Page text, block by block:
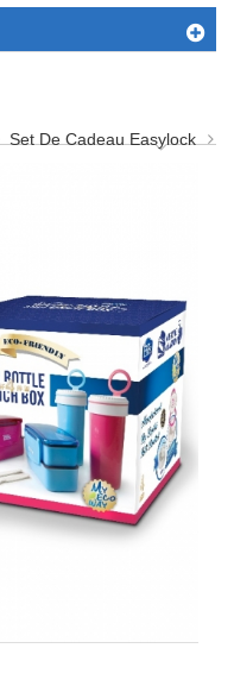
Set De Cadeau Easylock